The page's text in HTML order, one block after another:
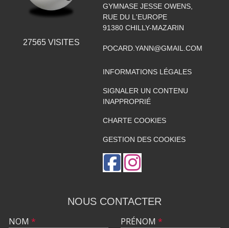
27565VISITES
GYMNASE JESSE OWENS,
RUE DU L'EUROPE
91380 CHILLY-MAZARIN
POCARD.YANN@GMAIL.COM
INFORMATIONS LÉGALES
SIGNALER UN CONTENU
INAPPROPRIÉ
CHARTE COOKIES
GESTION DES COOKIES
NOUS CONTACTER
NOM * PRÉNOM *